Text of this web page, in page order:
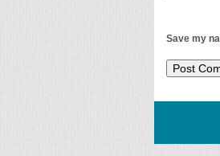
Save my